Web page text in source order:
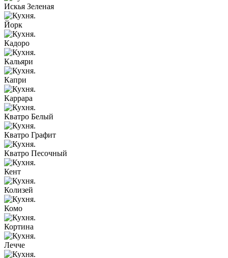
Искья Зеленая
Йорк
Кадоро
Кальяри
Капри
Каррара
Кватро Белый
Кватро Графит
Кватро Песочный
Кент
Колизей
Комо
Кортина
Лечче